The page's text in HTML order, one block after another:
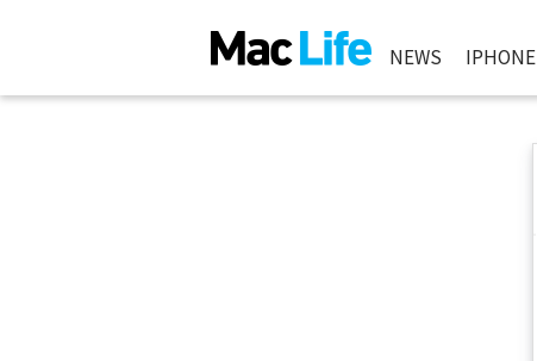
NEWS IPHONE